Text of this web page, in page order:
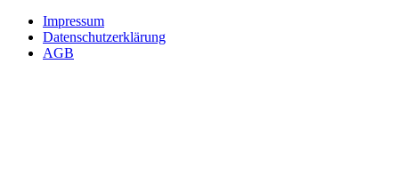
Impressum
Datenschutzerklärung
AGB